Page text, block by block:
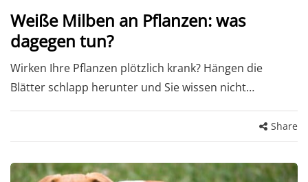
Weiße Milben an Pflanzen: was
dagegen tun?
Wirken Ihre Pflanzen plötzlich krank? Hängen die
Blätter schlapp herunter und Sie wissen nicht…
Share